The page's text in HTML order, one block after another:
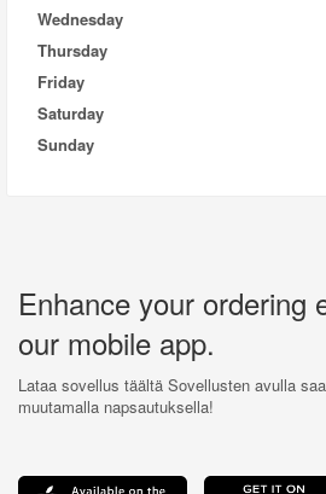
Wednesday
Thursday
Friday
Saturday
Sunday
Enhance your ordering
our mobile app.
Lataa sovellus täältä Sovellusten avulla
muutamalla napsautuksella!